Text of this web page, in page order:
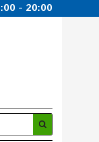
- 20:00